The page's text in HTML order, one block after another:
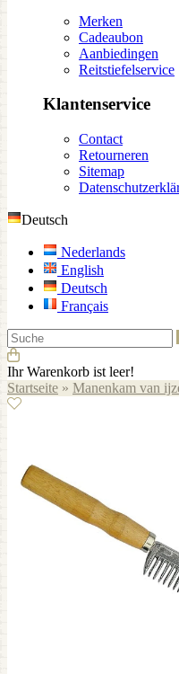
Merken
Cadeaubon
Aanbiedingen
Reitstiefelservice
Klantenservice
Contact
Retourneren
Sitemap
Deutsch
Nederlands
English
Deutsch
Français
Ihr Warenkorb ist leer!
Startseite » Manenkam van